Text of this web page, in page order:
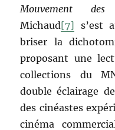
Mouvement des
Michaud[7] s’est
briser la
proposant une
collections du
double éclairage
des cinéastes
cinéma